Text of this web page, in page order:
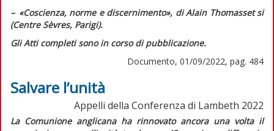
– «Coscienza, norme e discernimento», di Alain Thomasset si
(Centre Sèvres, Parigi).
Gli Atti completi sono in corso di pubblicazione.
Documento, 01/09/2022, pag. 484
Salvare l’unità
Appelli della Conferenza di Lambeth 2022
La Comunione anglicana ha rinnovato ancora una volta il